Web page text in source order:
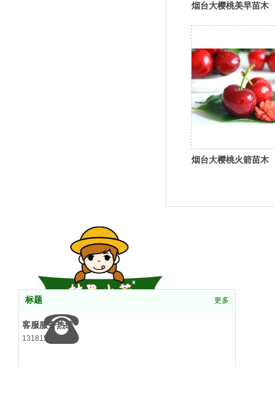
烟台大樱桃美早苗木
烟台大樱桃火箭苗木
标题 更多
客服服务热线
13181546416